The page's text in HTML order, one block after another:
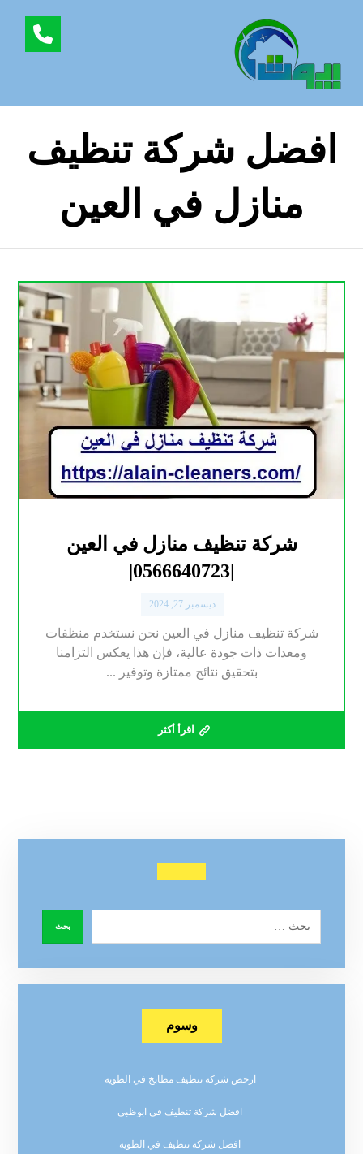
افضل شركة تنظيف
منازل في العين
شركة تنظيف منازل في العين
|0566640723|
ديسمبر 27, 2024
شركة تنظيف منازل في العين نحن نستخدم منظفات
ومعدات ذات جودة عالية، فإن هذا يعكس التزامنا
بتحقيق نتائج ممتازة وتوفير ...
اقرأ أكثر
وسوم
ارخص شركة تنظيف مطابخ في الطويه
افضل شركة تنظيف في ابوظبي
افضل شركة تنظيف في الطويه